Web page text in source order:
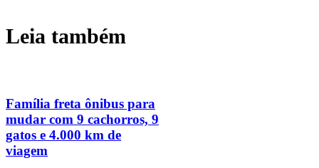
Leia também
Família freta ônibus para
mudar com 9 cachorros, 9
gatos e 4.000 km de
viagem